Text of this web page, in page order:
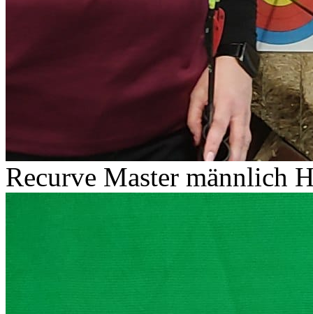
Recurve Master männlich